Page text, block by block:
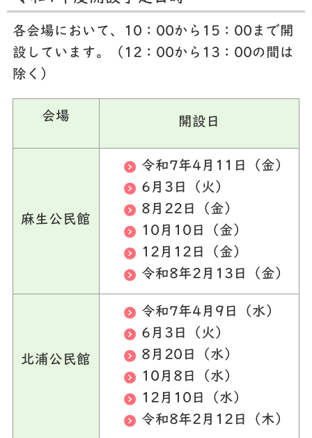
各会場において、10：00から15：00まで開
設しています。（12：00から13：00の間は
除く）
会場 開設日
麻生公民館
令和7年4月11日（金）
6月3日（火）
8月22日（金）
10月10日（金）
12月12日（金）
令和8年2月13日（金）
北浦公民館
令和7年4月9日（水）
6月3日（火）
8月20日（水）
10月8日（水）
12月10日（水）
令和8年2月12日（木）